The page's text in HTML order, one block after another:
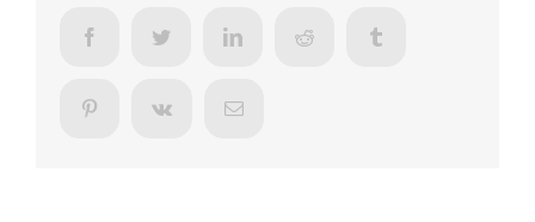
Facebook LinkedInReddit
Pinterest Vk Email